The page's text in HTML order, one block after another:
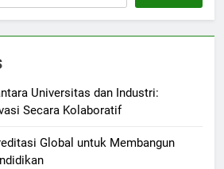
Universitas dan Industri:
Secara Kolaboratif
Global untuk Membangun